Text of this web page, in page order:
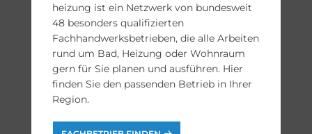
heizung ist ein Netzwerk von bundesweit
48 besonders qualifizierten
Fachhandwerksbetrieben, die alle Arbeiten
rund um Bad, Heizung oder Wohnraum
gern für Sie planen und ausführen. Hier
finden Sie den passenden Betrieb in Ihrer
Region.